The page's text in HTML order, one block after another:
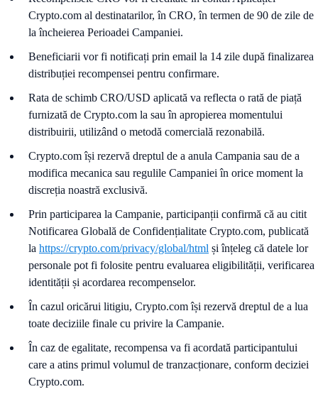
Crypto.com al destinatarilor, în CRO, în termen de 90 de zile de
la încheierea Perioadei Campaniei.
Beneficiarii vor fi notificați prin email la 14 zile după finalizarea
distribuției recompensei pentru confirmare.
Rata de schimb CRO/USD aplicată va reflecta o rată de piață
furnizată de Crypto.com la sau în apropierea momentului
distribuirii, utilizând o metodă comercială rezonabilă.
Crypto.com își rezervă dreptul de a anula Campania sau de a
modifica mecanica sau regulile Campaniei în orice moment la
discreția noastră exclusivă.
Prin participarea la Campanie, participanții confirmă că au citit
Notificarea Globală de Confidențialitate Crypto.com, publicată
la https://crypto.com/privacy/global/html și înțeleg că datele lor
personale pot fi folosite pentru evaluarea eligibilității, verificarea
identității și acordarea recompenselor.
În cazul oricărui litigiu, Crypto.com își rezervă dreptul de a lua
toate deciziile finale cu privire la Campanie.
În caz de egalitate, recompensa va fi acordată participantului
care a atins primul volumul de tranzacționare, conform deciziei
Crypto.com.